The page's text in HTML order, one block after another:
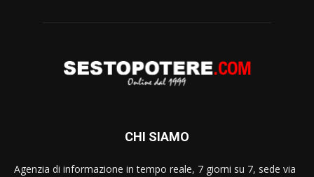
CHI SIAMO
Agenzia di informazione in tempo reale, 7 giorni su 7, sede via